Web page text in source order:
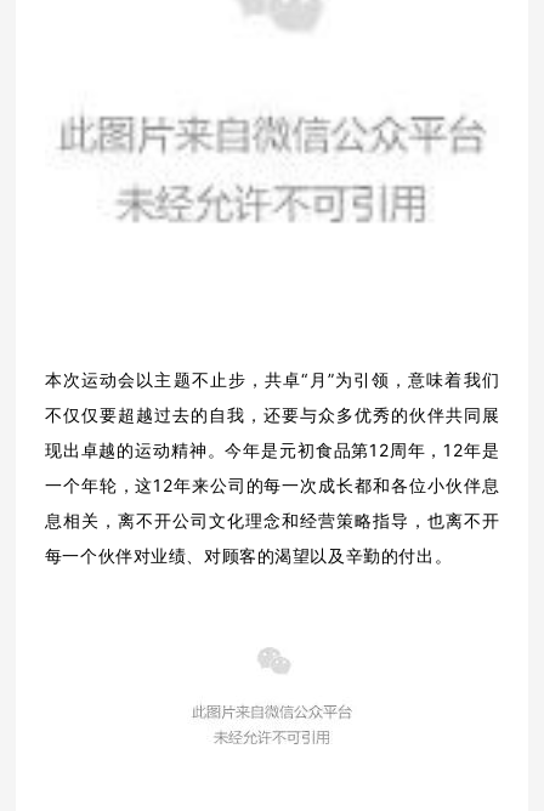
本次运动会以主题不止步，共卓“ 月 ”为引领，意味着我们
不仅仅要超越过去的自我，还要与众多优秀的伙伴共同展
现出卓越的运动精神。今年是元初食品第12周年，12年是
一个年轮，这12年来公司的每一次成长都和各位小伙伴息
息相关，离不开公司文化理念和经营策略指导，也离不开
每一个伙伴对业绩、对顾客的渴望以及辛勤的付出。